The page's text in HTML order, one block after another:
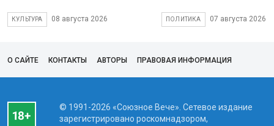
КУЛЬТУРА 08 августа 2026 ПОЛИТИКА 07 августа 2026
О САЙТЕ КОНТАКТЫ АВТОРЫ ПРАВОВАЯ ИНФОРМАЦИЯ
© 1991-2026 «Союзное Вече». Сетевое издание
зарегистрировано роскомнадзором,